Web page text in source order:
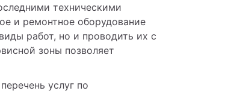
техническими
и ремонтное оборудование
работ, но и проводить их с
зоны позволяет
услуг по